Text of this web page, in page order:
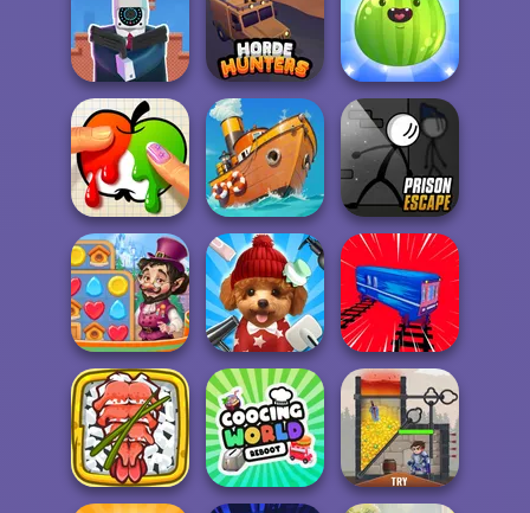
Dr. Panda Airport Rachel Holmes Stack
Cameraman vs
Toilets Puzzle
Horde Hunters
Put The Fruit
Together
Paint It Clean the Ocean
Prison Escape
Online
Vega Mix: Fairy
Town
Pet Salon 2 Train Drift